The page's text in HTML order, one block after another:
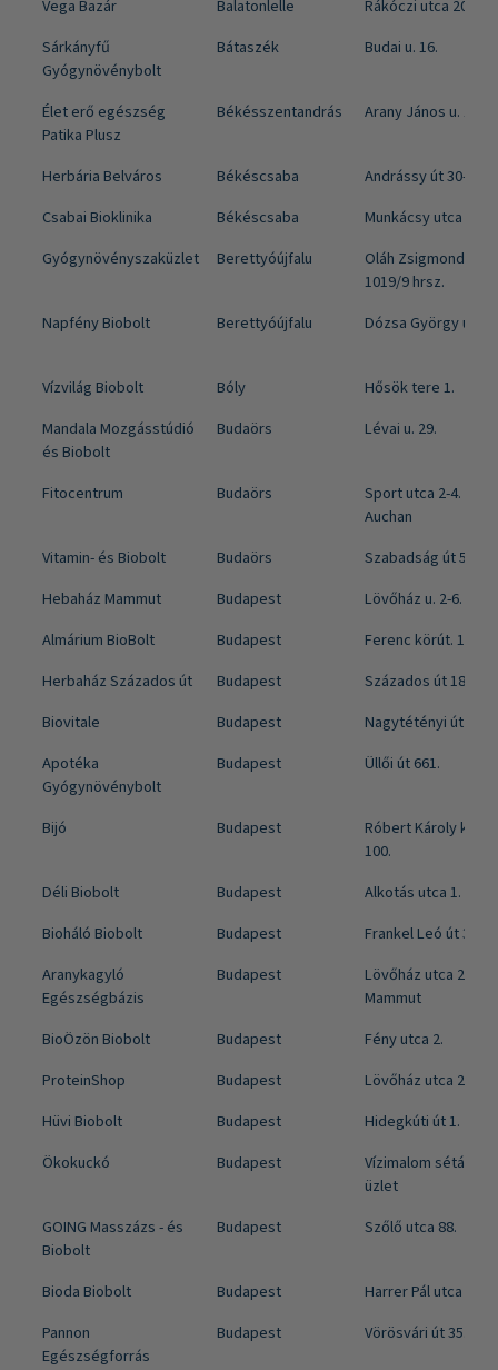
Vega Bazár
Balatonlelle
Rákóczi utca 208.
Sárkányfű
Gyógynövénybolt
Bátaszék Budai u. 16.
Élet erő egészség
Patika Plusz
Békésszentandrás Arany János u. 11.
Herbária Belváros Békéscsaba
Andrássy út 30-32.
Csabai Bioklinika
Békéscsaba
Munkácsy utca 13.
Gyógynövényszaküzlet
Berettyóújfalu
Oláh Zsigmond út
1019/9 hrsz.
Napfény Biobolt
Berettyóújfalu Dózsa György utca
Vízvilág Biobolt Bóly
Hősök tere 1.
Mandala Mozgásstúdió
és Biobolt
Budaörs Lévai u. 29.
Fitocentrum Budaörs
Sport utca 2-4. -
Auchan
Vitamin- és Biobolt
Budaörs
Szabadság út 58.
Hebaház Mammut
Budapest
Lövőház u. 2-6. 1.ép.
Almárium BioBolt
Budapest
Ferenc körút. 16.
Herbaház Százados út
Budapest
Százados út 18.
Biovitale
Budapest
Nagytétényi út 180-
Apotéka
Gyógynövénybolt
Budapest Üllői út 661.
Bijó Budapest
Róbert Károly krt.
100.
Déli Biobolt
Budapest
Alkotás utca 1.
Bioháló Biobolt
Budapest
Frankel Leó út 36.
Aranykagyló
Egészségbázis
Budapest
Lövőház utca 2-6.
Mammut
BioÖzön Biobolt
Budapest
Fény utca 2.
ProteinShop
Budapest
Lövőház utca 2-6.
Hüvi Biobolt
Budapest
Hidegkúti út 1.
Ökokuckó
Budapest
Vízimalom sétány
üzlet
GOING Masszázs - és
Biobolt
Budapest Szőlő utca 88.
Bioda Biobolt Budapest
Harrer Pál utca 12.
Pannon
Egészségforrás
Budapest Vörösvári út 35.